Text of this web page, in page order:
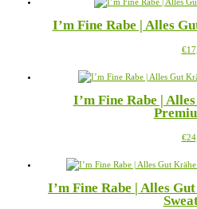
I’m Fine Rabe | Alles
€
I’m Fine Rabe |
€
I’m Fine Rabe | Alles